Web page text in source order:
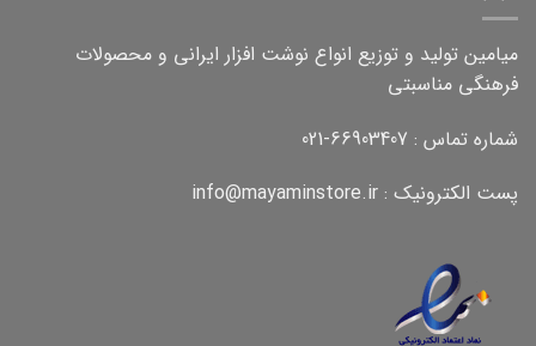
میامین تولید و توزیع انواع نوشت افزار ایرانی و محصولات
فرهنگی مناسبتی
شماره تماس : 66903407-021
پست الکترونیک : info@mayaminstore.ir